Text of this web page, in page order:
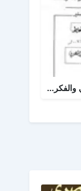
أثر الانحراف العقدي والفكري عند اليهود على الفكر الصهيوني المعاصر